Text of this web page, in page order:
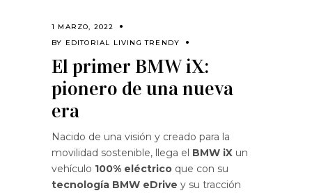
1 MARZO, 2022
BY EDITORIAL LIVING TRENDY
El primer BMW iX:
pionero de una nueva
era
Nacido de una visión y creado para la
movilidad sostenible, llega el BMW iX un
vehículo 100% eléctrico que con su
tecnología BMW eDrive y su tracción